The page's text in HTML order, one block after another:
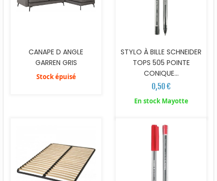
CANAPE D ANGLE
GARREN GRIS
Stock épuisé
STYLO À BILLE SCHNEIDER
TOPS 505 POINTE
CONIQUE...
0,50 €
En stock Mayotte